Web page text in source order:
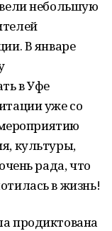
небольшую
В январе
в Уфе
уже со
культуры,
рада, что
в жизнь!
продиктована